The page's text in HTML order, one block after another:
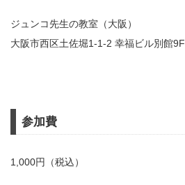
ジュンコ先生の教室（大阪）
大阪市西区土佐堀1-1-2 幸福ビル別館9F
参加費
1,000円（税込）